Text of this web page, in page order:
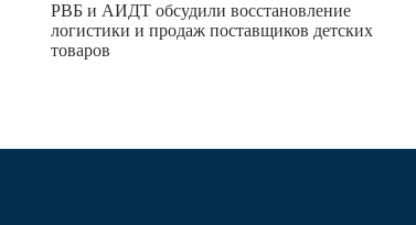
РВБ и АИДТ обсудили восстановление
логистики и продаж поставщиков детских
товаров